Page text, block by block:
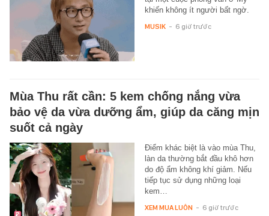
khiến không ít người bất ngờ.
MUSIK - 6 giờ trước
Mùa Thu rất cần: 5 kem chống nắng vừa
bảo vệ da vừa dưỡng ẩm, giúp da căng mịn
suốt cả ngày
Điểm khác biệt là vào mùa Thu,
làn da thường bắt đầu khô hơn
do độ ẩm không khí giảm. Nếu
tiếp tục sử dụng những loại
kem…
XEM MUA LUÔN - 6 giờ trước